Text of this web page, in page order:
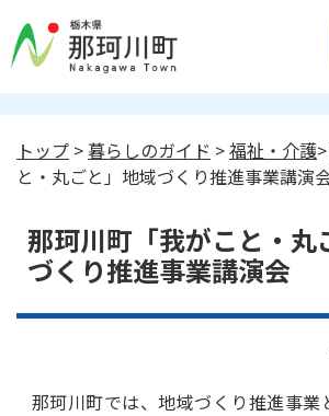
トップ >暮らしのガイド >福祉・介護
と・丸ごと」地域づくり推進事業講演
那珂川町「我がこと・丸
づくり推進事業講演会
那珂川町では、地域づくり推進事業